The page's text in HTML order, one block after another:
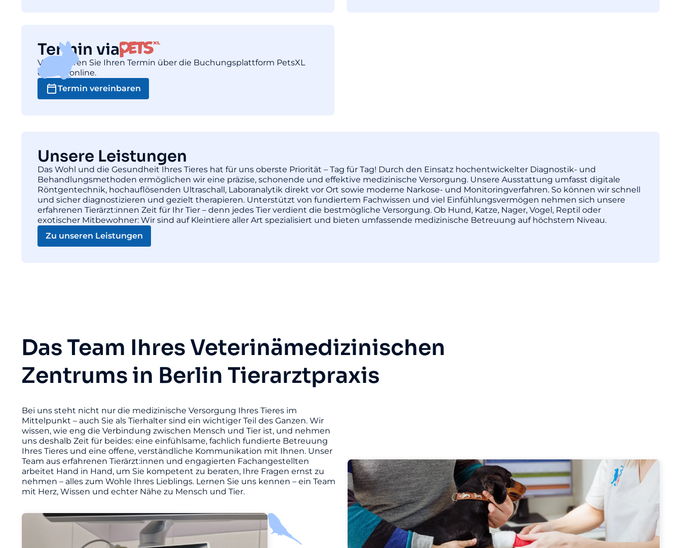
Termin via
Vereinbaren Sie Ihren Termin über die Buchungsplattform PetsXL
einfach online.
Termin vereinbaren
Unsere Leistungen
Das Wohl und die Gesundheit Ihres Tieres hat für uns oberste Priorität – Tag für Tag! Durch den Einsatz hochentwickelter Diagnostik- und
Behandlungsmethoden ermöglichen wir eine präzise, schonende und effektive medizinische Versorgung. Unsere Ausstattung umfasst digitale
Röntgentechnik, hochauflösenden Ultraschall, Laboranalytik direkt vor Ort sowie moderne Narkose- und Monitoringverfahren. So können wir schnell
und sicher diagnostizieren und gezielt therapieren. Unterstützt von fundiertem Fachwissen und viel Einfühlungsvermögen nehmen sich unsere
erfahrenen Tierärzt:innen Zeit für Ihr Tier – denn jedes Tier verdient die bestmögliche Versorgung. Ob Hund, Katze, Nager, Vogel, Reptil oder
exotischer Mitbewohner: Wir sind auf Kleintiere aller Art spezialisiert und bieten umfassende medizinische Betreuung auf höchstem Niveau.
Zu unseren Leistungen
Das Team Ihres Veterinämedizinischen
Zentrums in Berlin Tierarztpraxis
Bei uns steht nicht nur die medizinische Versorgung Ihres Tieres im
Mittelpunkt – auch Sie als Tierhalter sind ein wichtiger Teil des Ganzen. Wir
wissen, wie eng die Verbindung zwischen Mensch und Tier ist, und nehmen
uns deshalb Zeit für beides: eine einfühlsame, fachlich fundierte Betreuung
Ihres Tieres und eine offene, verständliche Kommunikation mit Ihnen. Unser
Team aus erfahrenen Tierärzt:innen und engagierten Fachangestellten
arbeitet Hand in Hand, um Sie kompetent zu beraten, Ihre Fragen ernst zu
nehmen – alles zum Wohle Ihres Lieblings. Lernen Sie uns kennen – ein Team
mit Herz, Wissen und echter Nähe zu Mensch und Tier.